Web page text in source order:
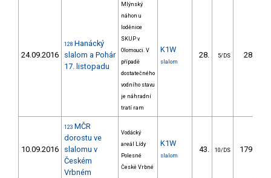
24.09.2016
128 Hanácký
slalom a Pohár
17. listopadu
Mlýnský
náhon u
loděnice
SKUP v
Olomouci. V
případě
dostatečného
vodního stavu
je náhradní
tratí ram
K1W
slalom
28. 5/DS 28.90
10.09.2016
123 MČR
dorostu ve
slalomu v
Českém
Vrbném
Vodácký
areál Lídy
Polesné
České Vrbné
K1W
slalom
43. 10/DS 179.46